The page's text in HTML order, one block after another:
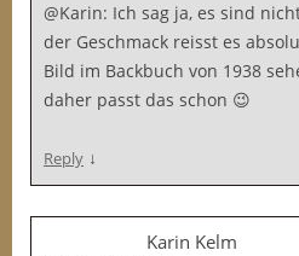
@Karin: Ich sag ja, es sind
der Geschmack reisst es
Bild im Backbuch von 1938
daher passt das schon 😉
Reply ↓
Karin Kelm